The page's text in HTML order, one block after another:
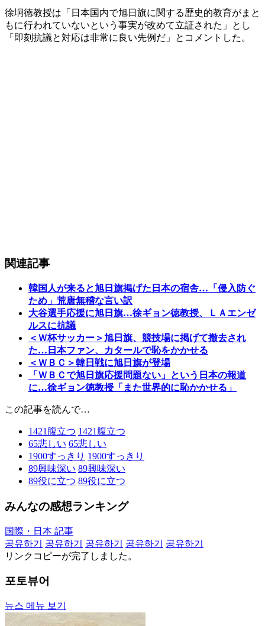
徐坰徳教授は「日本国内で旭日旗に関する歴史的教育がまと
もに行われていないという事実が改めて立証された」とし
「即刻抗議と対応は非常に良い先例だ」とコメントした。
関連記事
韓国人が来ると旭日旗掲げた日本の宿舎…「侵入防ぐ
ため」荒唐無稽な言い訳
大谷選手応援に旭日旗…徐ギョン徳教授、ＬＡエンゼ
ルスに抗議
＜Ｗ杯サッカー＞旭日旗、競技場に掲げて撤去され
た…日本ファン、カタールで恥をかかせる
＜ＷＢＣ＞韓日戦に旭日旗が登場
「ＷＢＣで旭日旗応援問題ない」という日本の報道
に…徐ギョン徳教授「また世界的に恥かかせる」
この記事を読んで…
1421 腹立つ 1421 腹立つ
65悲しい 65悲しい
1900すっきり 1900すっきり
89興味深い 89興味深い
89役に立つ 89役に立つ
みんなの感想ランキング
国際・日本 記事
공유하기
공유하기 공유하기 공유하기
공유하기
リンクコピーが完了しました。
포토뷰어
뉴스 메뉴 보기